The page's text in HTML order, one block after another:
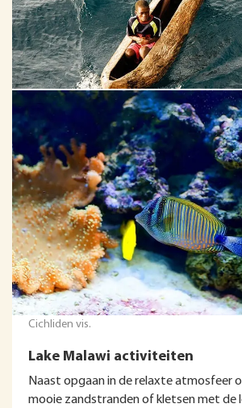
Cichliden vis.
Lake Malawi activiteiten
Naast opgaan in de relaxte atmosfeer
mooie zandstranden of kletsen met de